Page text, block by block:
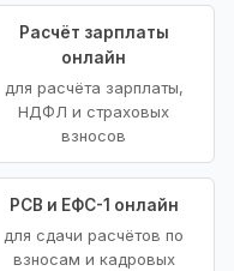
Расчёт зарплаты
онлайн
для расчёта зарплаты,
НДФЛ и страховых
взносов
РСВ и ЕФС-1 онлайн
для сдачи расчётов по
взносам и кадровых